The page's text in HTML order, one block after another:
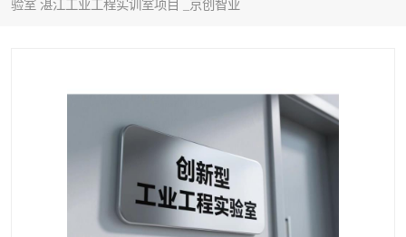
验室 湛江工业工程实训室项目 _京创智业